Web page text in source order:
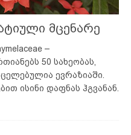
მცენარე
–
50 სახეობას,
ევრაზიაში.
ისინი დაფნას ჰგვანან.